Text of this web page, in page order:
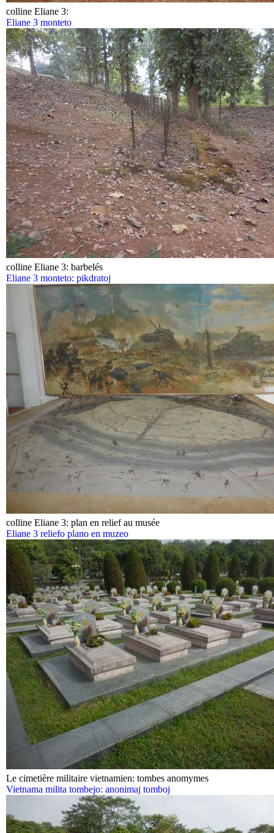
colline Eliane 3:
Eliane 3 monteto
colline Eliane 3: barbelés
Eliane 3 monteto: pikdratoj
colline Eliane 3: plan en relief au musée
Eliane 3 reliefo plano en muzeo
Le cimetière militaire vietnamien: tombes anomymes
Vietnama milita tombejo: anonimaj tomboj